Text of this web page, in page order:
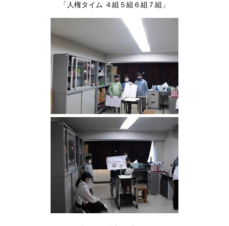
「人権タイム ４組５組６組７組」